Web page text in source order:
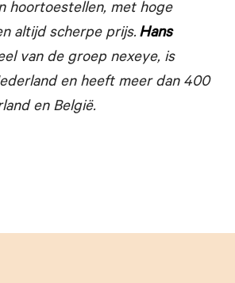
hoortoestellen, met hoge
altijd scherpe prijs. Hans
van de groep nexeye, is
en heeft meer dan 400
en België.